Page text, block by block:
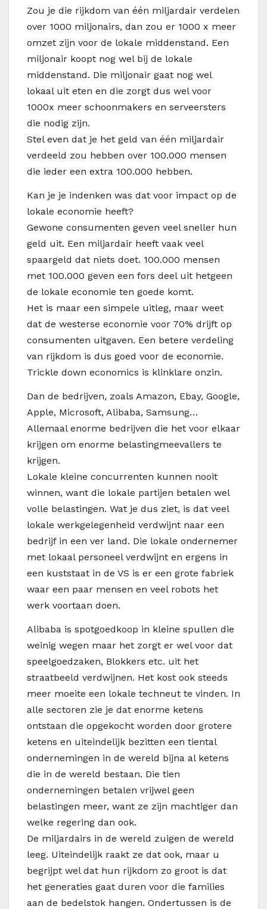
Zou je die rijkdom van één miljardair verdelen
over 1000 miljonairs, dan zou er 1000 x meer
omzet zijn voor de lokale middenstand. Een
miljonair koopt nog wel bij de lokale
middenstand. Die miljonair gaat nog wel
lokaal uit eten en die zorgt dus wel voor
1000x meer schoonmakers en serveersters
die nodig zijn.
Stel even dat je het geld van één miljardair
verdeeld zou hebben over 100.000 mensen
die ieder een extra 100.000 hebben.
Kan je je indenken was dat voor impact op de
lokale economie heeft?
Gewone consumenten geven veel sneller hun
geld uit. Een miljardair heeft vaak veel
spaargeld dat niets doet. 100.000 mensen
met 100.000 geven een fors deel uit hetgeen
de lokale economie ten goede komt.
Het is maar een simpele uitleg, maar weet
dat de westerse economie voor 70% drijft op
consumenten uitgaven. Een betere verdeling
van rijkdom is dus goed voor de economie.
Trickle down economics is klinklare onzin.
Dan de bedrijven, zoals Amazon, Ebay, Google,
Apple, Microsoft, Alibaba, Samsung…
Allemaal enorme bedrijven die het voor elkaar
krijgen om enorme belastingmeevallers te
krijgen.
Lokale kleine concurrenten kunnen nooit
winnen, want die lokale partijen betalen wel
volle belastingen. Wat je dus ziet, is dat veel
lokale werkgelegenheid verdwijnt naar een
bedrijf in een ver land. Die lokale ondernemer
met lokaal personeel verdwijnt en ergens in
een kuststaat in de VS is er een grote fabriek
waar een paar mensen en veel robots het
werk voortaan doen.
Alibaba is spotgoedkoop in kleine spullen die
weinig wegen maar het zorgt er wel voor dat
speelgoedzaken, Blokkers etc. uit het
straatbeeld verdwijnen. Het kost ook steeds
meer moeite een lokale techneut te vinden. In
alle sectoren zie je dat enorme ketens
ontstaan die opgekocht worden door grotere
ketens en uiteindelijk bezitten een tiental
ondernemingen in de wereld bijna al ketens
die in de wereld bestaan. Die tien
ondernemingen betalen vrijwel geen
belastingen meer, want ze zijn machtiger dan
welke regering dan ook.
De miljardairs in de wereld zuigen de wereld
leeg. Uiteindelijk raakt ze dat ook, maar u
begrijpt wel dat hun rijkdom zo groot is dat
het generaties gaat duren voor die families
aan de bedelstok hangen. Ondertussen is de